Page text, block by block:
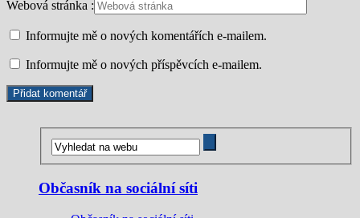
Webová stránka :
Informujte mě o nových komentářích e-mailem.
Informujte mě o nových příspěvcích e-mailem.
Občasník na sociální síti